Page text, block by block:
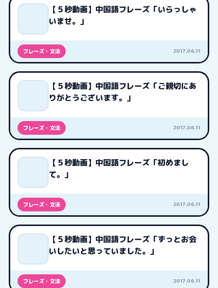
【５秒動画】中国語フレーズ「いらっしゃ
いませ。」
フレーズ・文法 2017.06.11
【５秒動画】中国語フレーズ「ご親切にあ
りがとうございます。」
フレーズ・文法 2017.06.11
【５秒動画】中国語フレーズ「初めまし
て。」
フレーズ・文法 2017.06.11
【５秒動画】中国語フレーズ「ずっとお会
いしたいと思っていました。」
フレーズ・文法 2017.06.11